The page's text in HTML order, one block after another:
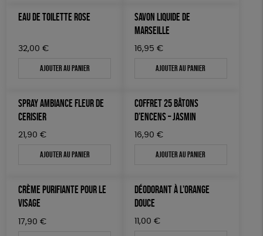
EAU DE TOILETTE ROSE
32,00 €
Ajouter au panier
SAVON LIQUIDE DE
MARSEILLE
16,95 €
Ajouter au panier
SPRAY AMBIANCE FLEUR DE
CERISIER
21,90 €
Ajouter au panier
COFFRET 25 BÂTONS
D’ENCENS – JASMIN
16,90 €
Ajouter au panier
CRÈME PURIFIANTE POUR LE
VISAGE
17,90 €
DÉODORANT À L’ORANGE
DOUCE
11,00 €